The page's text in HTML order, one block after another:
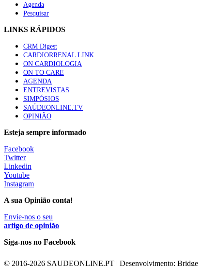
Agenda
Pesquisar
LINKS RÁPIDOS
CRM Digest
CARDIORRENAL LINK
ON CARDIOLOGIA
ON TO CARE
AGENDA
ENTREVISTAS
SIMPÓSIOS
SAÚDEONLINE.TV
OPINIÃO
Esteja sempre informado
Facebook
Twitter
Linkedin
Youtube
Instagram
A sua Opinião conta!
Envie-nos o seu
artigo de opinião
Siga-nos no Facebook
© 2016-2026 SAUDEONLINE.PT | Desenvolvimento: Bridge